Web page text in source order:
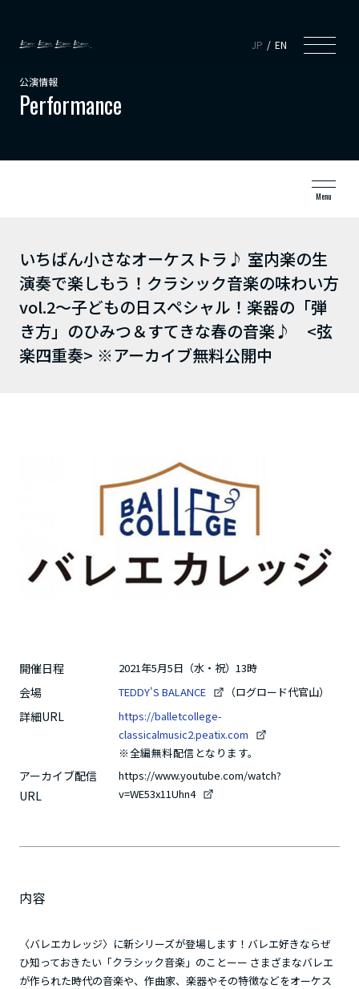
JP EN
公演情報
Performance
Menu
いちばん小さなオーケストラ♪ 室内楽の生
演奏で楽しもう！クラシック音楽の味わい方
vol.2～子どもの日スペシャル！楽器の「弾
き方」のひみつ＆すてきな春の音楽♪ <弦
楽四重奏> ※アーカイブ無料公開中
開催日程 2021年5月5日（水・祝）13時
会場 TEDDY'S BALANCE （ログロード代官山）
詳細URL
https://balletcollege-
classicalmusic2.peatix.com
※全編無料配信となります。
アーカイブ配信
URL
https://www.youtube.com/watch?
v=WE53x11Uhn4
内容
〈バレエカレッジ〉に新シリーズが登場します！バレエ好きならぜ
ひ知っておきたい「クラシック音楽」のことーー さまざまなバレエ
が作られた時代の音楽や、作曲家、楽器やその特徴などをオーケス